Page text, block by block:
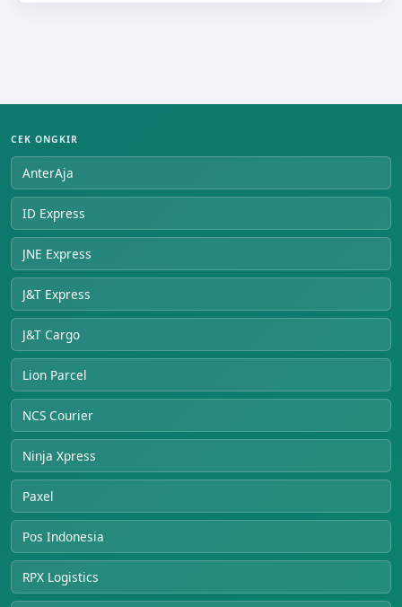
CEK ONGKIR
AnterAja
ID Express
JNE Express
J&T Express
J&T Cargo
Lion Parcel
NCS Courier
Ninja Xpress
Paxel
Pos Indonesia
RPX Logistics